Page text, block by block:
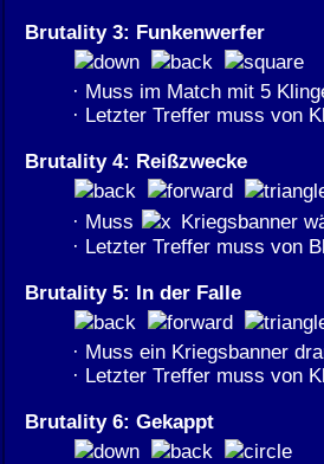
Brutality 3: Funkenwerfer
· Muss im Match mit 5
· Letzter Treffer muss von
Brutality 4: Reißzwecke
· Muss
Kriegsbanner
· Letzter Treffer muss von
Brutality 5: In der Falle
· Muss ein Kriegsbanner
· Letzter Treffer muss von
Brutality 6: Gekappt